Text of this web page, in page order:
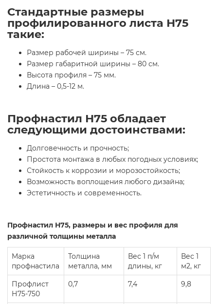
Стандартные размеры
профилированного листа Н75
такие:
Размер рабочей ширины – 75 см.
Размер габаритной ширины – 80 см.
Высота профиля – 75 мм.
Длина – 0,5-12 м.
Профнастил Н75 обладает
следующими достоинствами:
Долговечность и прочность;
Простота монтажа в любых погодных условиях;
Стойкость к коррозии и морозостойкость;
Возможность воплощения любого дизайна;
Эстетичность и современность.
Профнастил Н75, размеры и вес профиля для
различной толщины металла
Марка
профнастила
Толщина
металла, мм
Вес 1 п/м
длины, кг
Вес 1
м2, кг
Профлист
Н75-750
0,7 7,4 9,8